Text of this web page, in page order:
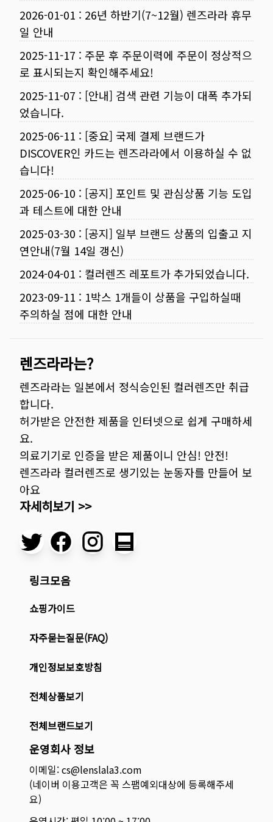
2026-01-01 : 26년 하반기(7~12월) 렌즈라라 휴무
일 안내
2025-11-17 : 주문 후 주문이력에 주문이 정상적으
로 표시되는지 확인해주세요!
2025-11-07 : [안내] 검색 관련 기능이 대폭 추가되
었습니다.
2025-06-11 : [중요] 국제 결제 브랜드가
DISCOVER인 카드는 렌즈라라에서 이용하실 수 없
습니다!
2025-06-10 : [공지] 포인트 및 관심상품 기능 도입
과 테스트에 대한 안내
2025-03-30 : [공지] 일부 브랜드 상품의 입출고 지
연안내(7월 14일 갱신)
2024-04-01 : 컬러렌즈 레포트가 추가되었습니다.
2023-09-11 : 1박스 1개들이 상품을 구입하실때
주의하실 점에 대한 안내
렌즈라라는?
렌즈라라는 일본에서 정식승인된 컬러렌즈만 취급
합니다.
허가받은 안전한 제품을 인터넷으로 쉽게 구매하세
요.
의료기기로 인증을 받은 제품이니 안심! 안전!
렌즈라라 컬러렌즈로 생기있는 눈동자를 만들어 보
아요
자세히보기 >>
링크모음
쇼핑가이드
자주묻는질문(FAQ)
개인정보보호방침
전체상품보기
전체브랜드보기
운영회사 정보
이메일: cs@lenslala3.com
(네이버 이용고객은 꼭 스팸예외대상에 등록해주세
요)